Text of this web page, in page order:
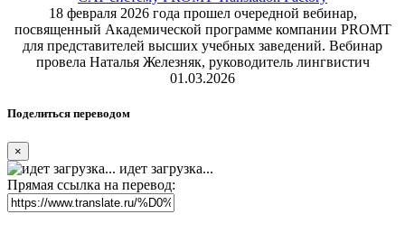
18 февраля 2026 года прошел очередной вебинар,
посвященный Академической программе компании PROMT
для представителей высших учебных заведений. Вебинар
провела Наталья Железняк, руководитель лингвистич
01.03.2026
Поделиться переводом
×
идет загрузка...
Прямая ссылка на перевод: